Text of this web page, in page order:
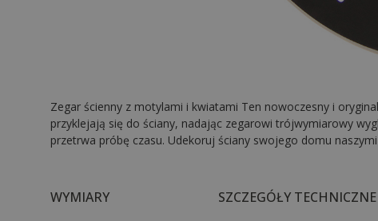
Zegar ścienny z motylami i kwiatami Ten nowoczesny i
przyklejają się do ściany, nadając zegarowi trójwymiarowy
przetrwa próbę czasu. Udekoruj ściany swojego domu
WYMIARY SZCZEGÓŁY TECHNICZNE